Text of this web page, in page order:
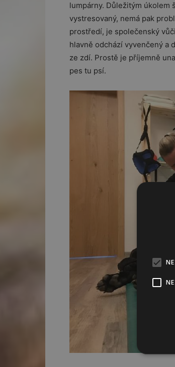
lumpárny. Důležitým úkolem
vystresovaný, nemá pak
prostředí, je společenský
hlavně odchází vyvenčený a
ze zdí. Prostě je příjemně
pes tu psí.